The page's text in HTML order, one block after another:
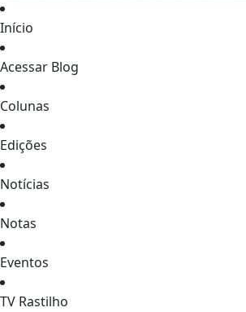
Início
Acessar Blog
Colunas
Edições
Notícias
Notas
Eventos
TV Rastilho